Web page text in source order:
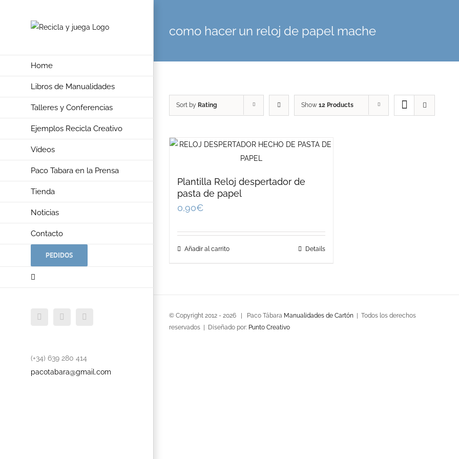
Home
Libros de Manualidades
Talleres y Conferencias
Ejemplos Recicla Creativo
Vídeos
Paco Tabara en la Prensa
Tienda
Noticias
Contacto
PEDIDOS
FacebookTwitter
(+34) 639 280 414
pacotabara@gmail.com
como hacer un reloj de papel mache
Sort by Rating Show 12 Products
Plantilla Reloj despertador de
pasta de papel
0,90€
Añadir al carrito Details
© Copyright 2012 - 2026 | Paco Tábara Manualidades de Cartón | Todos los derechos
reservados | Diseñado por: Punto Creativo